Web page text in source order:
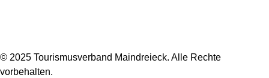
© 2025 Tourismusverband Maindreieck. Alle Rechte
vorbehalten.